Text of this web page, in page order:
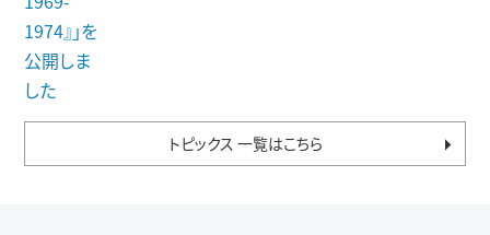
トピックス 一覧はこちら